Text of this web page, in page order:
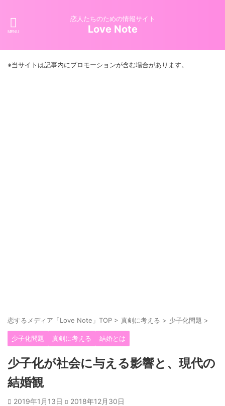
恋人たちのための情報サイト
Love Note
※当サイトは記事内にプロモーションが含む場合があります。
恋するメディア「Love Note」TOP > 真剣に考える > 少子化問題 >
少子化問題 真剣に考える 結婚とは
少子化が社会に与える影響と、現代の
結婚観
2019年1月13日 2018年12月30日